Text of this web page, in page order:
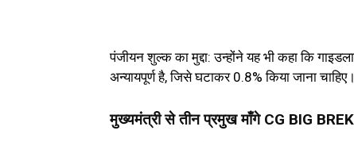
पंजीयन शुल्क का मुद्दा: उन्होंने यह भी कहा कि
अन्यायपूर्ण है, जिसे घटाकर 0.8% किया जाना चाहिए।
मुख्यमंत्री से तीन प्रमुख माँगे CG BIG